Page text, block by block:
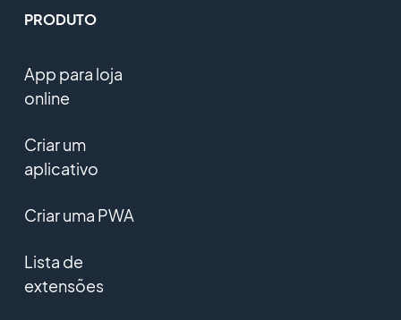
PRODUTO
App para loja
online
Criar um
aplicativo
Criar uma PWA
Lista de
extensões